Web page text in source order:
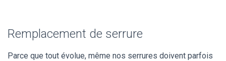
Remplacement de serrure
Parce que tout évolue, même nos serrures doivent parfois